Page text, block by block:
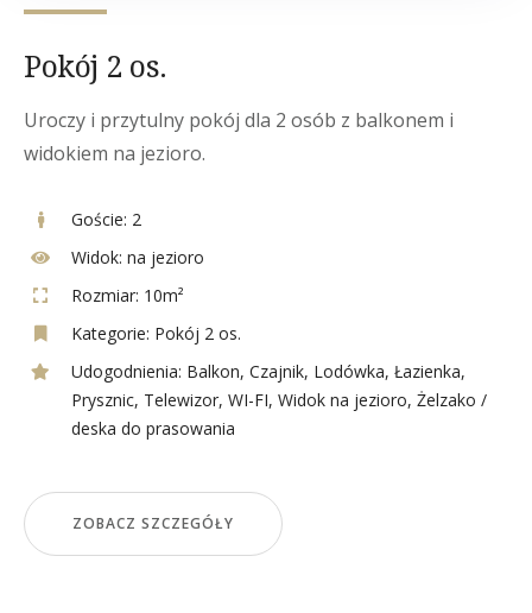
Pokój 2 os.
Uroczy i przytulny pokój dla 2 osób z balkonem i
widokiem na jezioro.
Goście: 2
Widok: na jezioro
Rozmiar: 10m²
Kategorie: Pokój 2 os.
Udogodnienia: Balkon, Czajnik, Lodówka, Łazienka,
Prysznic, Telewizor, WI-FI, Widok na jezioro, Żelzako /
deska do prasowania
ZOBACZ SZCZEGÓŁY